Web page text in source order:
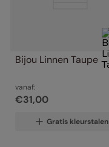
Bijou Linnen Taupe
vanaf:
€31,00
Gratis kleurstalen